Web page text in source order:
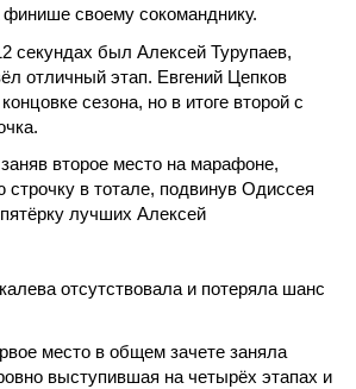
своему сокоманднику.
секундах был Алексей Турупаев,
отличный этап. Евгений Цепков
сезона, но в итоге второй с
второе место на марафоне,
строчку в тотале, подвинув Одиссея
лучших Алексей
отсутствовала и потеряла шанс
место в общем зачете заняла
выступившая на четырёх этапах и